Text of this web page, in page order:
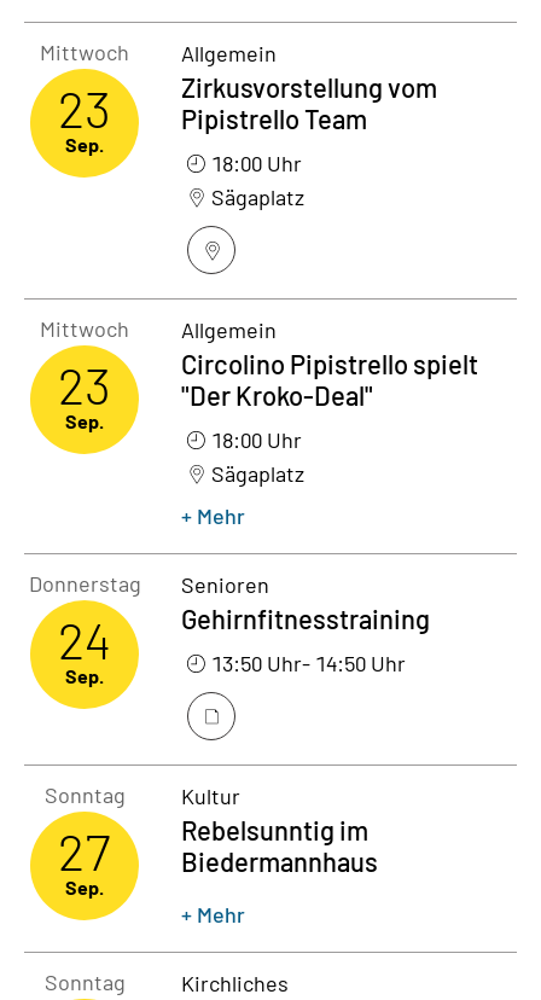
Mittwoch
23
Sep.
Zirkusvorstellung vom
Pipistrello Team
Allgemein
18:00 Uhr
Sägaplatz
Mittwoch
23
Sep.
Circolino Pipistrello spielt
"Der Kroko-Deal"
Allgemein
18:00 Uhr
Sägaplatz
+ Mehr
Donnerstag
24
Sep.
Gehirnfitnesstraining
Senioren
13:50 Uhr- 14:50 Uhr
Sonntag
27
Sep.
Rebelsunntig im
Biedermannhaus
Kultur
+ Mehr
Sonntag Kirchliches